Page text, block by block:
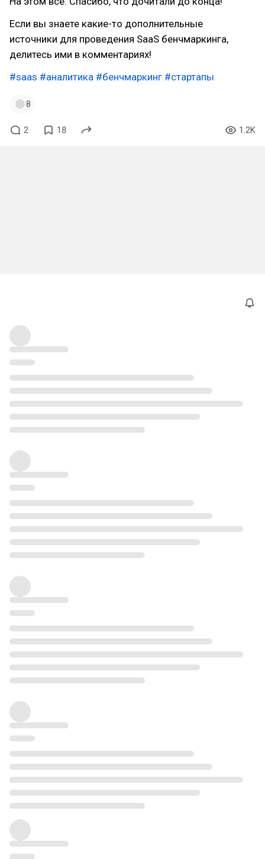
Если вы знаете какие-то дополнительные
источники для проведения SaaS бенчмаркинга,
делитесь ими в комментариях!
#saas #аналитика #бенчмаркинг #стартапы
8
2 18 1.2K